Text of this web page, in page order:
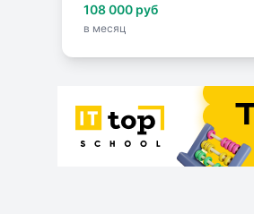
повторять чужие мысли, и
маленькое открытие.
108 000 руб
в месяц